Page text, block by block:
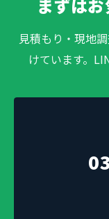
まずは
見積もり・現地
けています。